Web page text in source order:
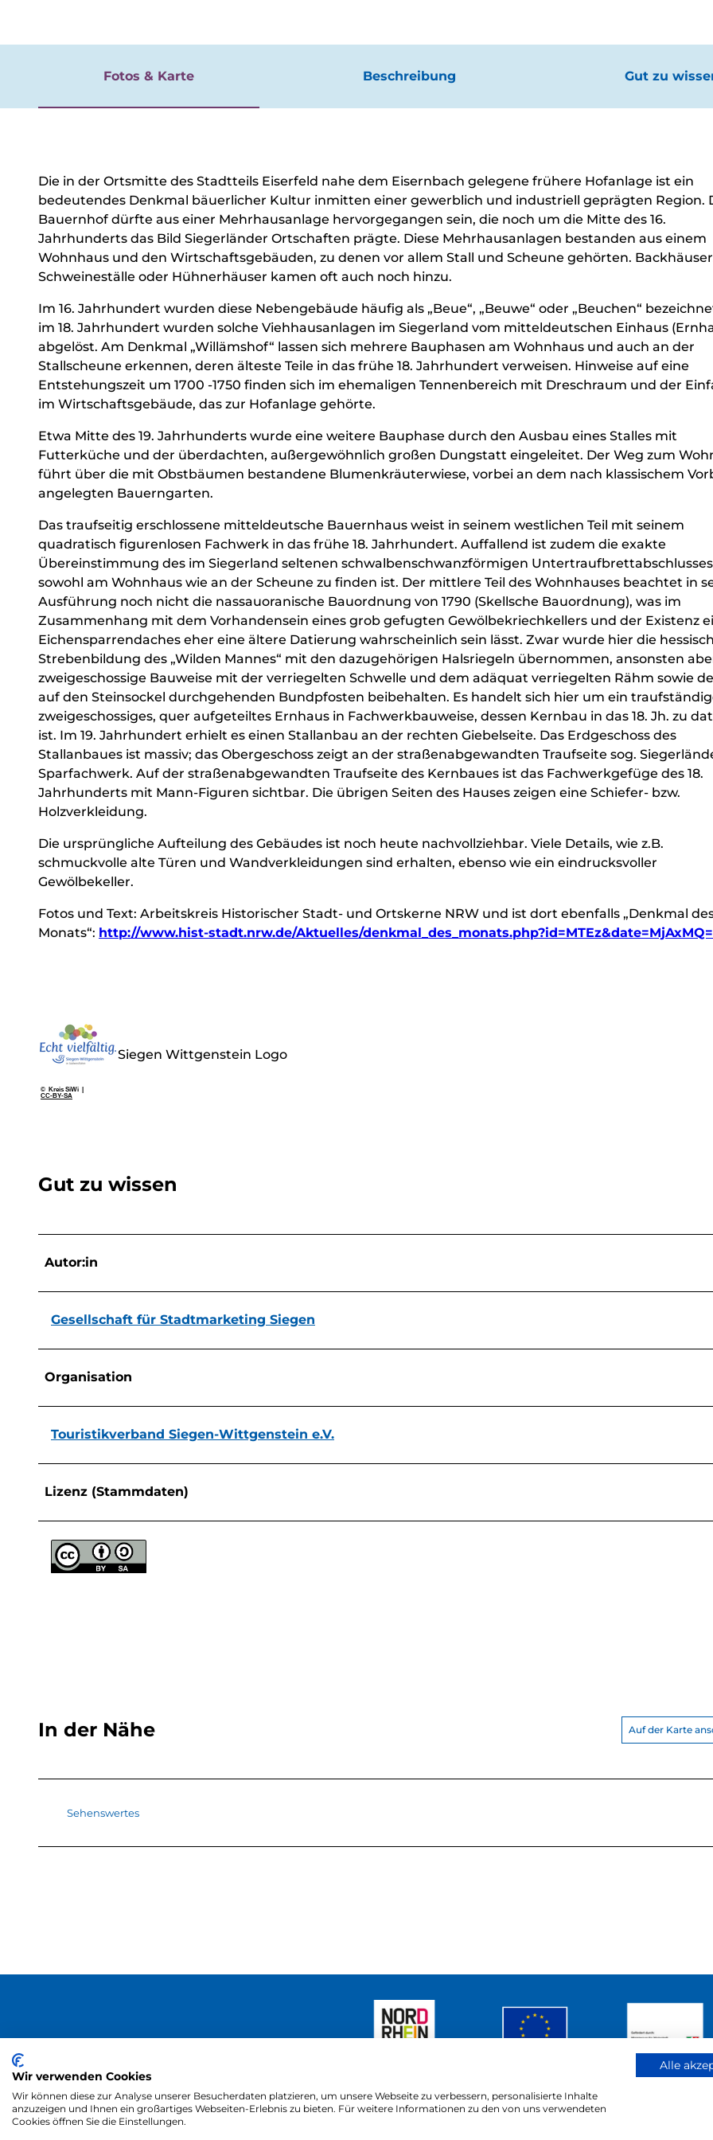
Buchbare Erlebnisse
Überblick
Camping &
Wohnmobil
Trekkingplätze
Nachhaltig
bei uns
unterwegs
Fotos & Karte Beschreibung Gut zu
Die in der Ortsmitte des Stadtteils Eiserfeld nahe dem Eisernbach gelegene frühere Hofanlage ist ein
bedeutendes Denkmal bäuerlicher Kultur inmitten einer gewerblich und industriell geprägten Region.
Bauernhof dürfte aus einer Mehrhausanlage hervorgegangen sein, die noch um die Mitte des 16.
Jahrhunderts das Bild Siegerländer Ortschaften prägte. Diese Mehrhausanlagen bestanden aus einem
Wohnhaus und den Wirtschaftsgebäuden, zu denen vor allem Stall und Scheune gehörten.
Schweineställe oder Hühnerhäuser kamen oft auch noch hinzu.
Im 16. Jahrhundert wurden diese Nebengebäude häufig als „Beue“, „Beuwe“ oder „Beuchen“
im 18. Jahrhundert wurden solche Viehhausanlagen im Siegerland vom mitteldeutschen Einhaus
abgelöst. Am Denkmal „Willämshof“ lassen sich mehrere Bauphasen am Wohnhaus und auch an der
Stallscheune erkennen, deren älteste Teile in das frühe 18. Jahrhundert verweisen. Hinweise auf eine
Entstehungszeit um 1700 -1750 finden sich im ehemaligen Tennenbereich mit Dreschraum und der
im Wirtschaftsgebäude, das zur Hofanlage gehörte.
Etwa Mitte des 19. Jahrhunderts wurde eine weitere Bauphase durch den Ausbau eines Stalles mit
Futterküche und der überdachten, außergewöhnlich großen Dungstatt eingeleitet. Der Weg zum
führt über die mit Obstbäumen bestandene Blumenkräuterwiese, vorbei an dem nach klassischem
angelegten Bauerngarten.
Das traufseitig erschlossene mitteldeutsche Bauernhaus weist in seinem westlichen Teil mit seinem
quadratisch figurenlosen Fachwerk in das frühe 18. Jahrhundert. Auffallend ist zudem die exakte
Übereinstimmung des im Siegerland seltenen schwalbenschwanzförmigen
sowohl am Wohnhaus wie an der Scheune zu finden ist. Der mittlere Teil des Wohnhauses beachtet in
Ausführung noch nicht die nassauoranische Bauordnung von 1790 (Skellsche Bauordnung), was im
Zusammenhang mit dem Vorhandensein eines grob gefugten Gewölbekriechkellers und der Existenz
Eichensparrendaches eher eine ältere Datierung wahrscheinlich sein lässt. Zwar wurde hier die
Strebenbildung des „Wilden Mannes“ mit den dazugehörigen Halsriegeln übernommen, ansonsten
zweigeschossige Bauweise mit der verriegelten Schwelle und dem adäquat verriegelten Rähm sowie
auf den Steinsockel durchgehenden Bundpfosten beibehalten. Es handelt sich hier um ein
zweigeschossiges, quer aufgeteiltes Ernhaus in Fachwerkbauweise, dessen Kernbau in das 18. Jh. zu
ist. Im 19. Jahrhundert erhielt es einen Stallanbau an der rechten Giebelseite. Das Erdgeschoss des
Stallanbaues ist massiv; das Obergeschoss zeigt an der straßenabgewandten Traufseite sog.
Sparfachwerk. Auf der straßenabgewandten Traufseite des Kernbaues ist das Fachwerkgefüge des 18.
Jahrhunderts mit Mann-Figuren sichtbar. Die übrigen Seiten des Hauses zeigen eine Schiefer- bzw.
Holzverkleidung.
Die ursprüngliche Aufteilung des Gebäudes ist noch heute nachvollziehbar. Viele Details, wie z.B.
schmuckvolle alte Türen und Wandverkleidungen sind erhalten, ebenso wie ein eindrucksvoller
Gewölbekeller.
Fotos und Text: Arbeitskreis Historischer Stadt- und Ortskerne NRW und ist dort ebenfalls „Denkmal
Monats“: http://www.hist-stadt.nrw.de/Aktuelles/
© Kreis SiWi |
CC-BY-SA
Siegen Wittgenstein Logo
Gut zu wissen
Autor:in
Gesellschaft für Stadtmarketing Siegen
Organisation
Touristikverband Siegen-Wittgenstein e.V.
Lizenz (Stammdaten)
In der Nähe Auf der Karte
Sehenswertes
Wir verwenden Cookies
Wir können diese zur Analyse unserer Besucherdaten platzieren, um unsere Webseite zu verbessern, personalisierte Inhalte
anzuzeigen und Ihnen ein großartiges Webseiten-Erlebnis zu bieten. Für weitere Informationen zu den von uns verwendeten
Cookies öffnen Sie die Einstellungen.
Alle